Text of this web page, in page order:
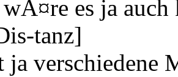
es ja auch
tanz]
ja verschiedene